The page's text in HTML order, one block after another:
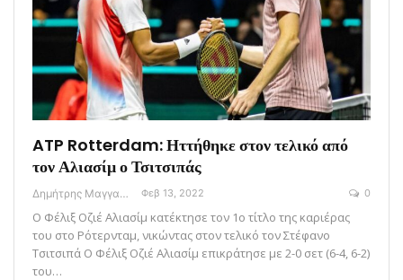
ATP Rotterdam: Ηττήθηκε στον τελικό από
τον Αλιασίμ ο Τσιτσιπάς
Δημήτρης Μαγγανάρης Φεβ 13, 2022 0
Ο Φέλιξ Οζιέ Αλιασίμ κατέκτησε τον 1ο τίτλο της καριέρας
του στο Ρότερνταμ, νικώντας στον τελικό τον Στέφανο
Τσιτσιπά Ο Φέλιξ Οζιέ Αλιασίμ επικράτησε με 2-0 σετ (6-4, 6-2)
του…